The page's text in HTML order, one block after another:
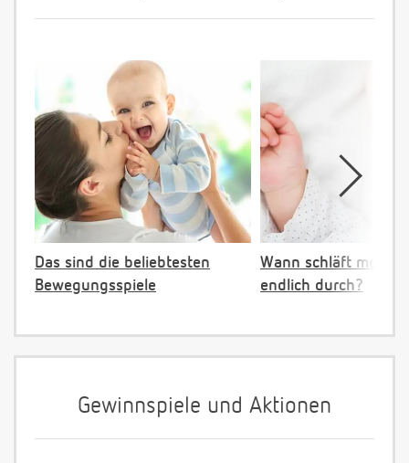
Das sind die beliebtesten
Bewegungsspiele
Wann schläft mein
endlich durch?
Gewinnspiele und Aktionen